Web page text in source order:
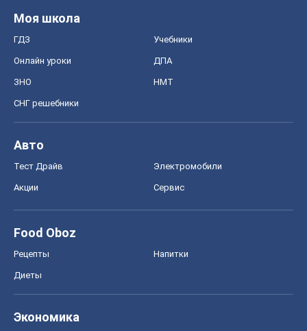
Моя школа
ГДЗ Учебники
Онлайн уроки ДПА
ЗНО НМТ
СНГ решебники
Авто
Тест Драйв Электромобили
Акции Сервис
Food Oboz
Рецепты Напитки
Диеты
Экономика